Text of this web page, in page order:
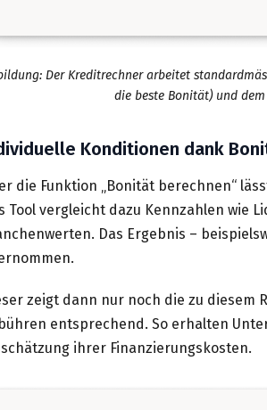
Der Kreditrechner arbeitet
die beste Bonität) und
Konditionen dank
die Funktion „Bonität berechnen“
Tool vergleicht dazu Kennzahlen wie
Das Ergebnis –
zeigt dann nur noch die zu diesem
entsprechend. So erhalten
ihrer Finanzierungskosten.